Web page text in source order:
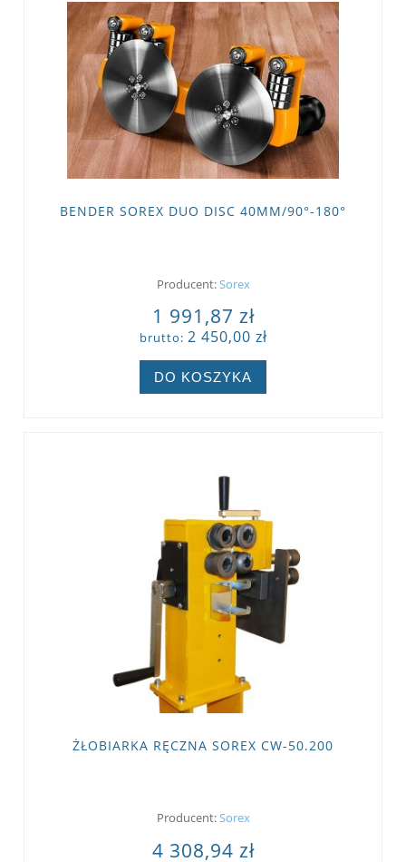
BENDER SOREX DUO DISC 40MM/90°-180°
Producent:Sorex
1 991,87 zł
brutto: 2 450,00 zł
DO KOSZYKA
ŻŁOBIARKA RĘCZNA SOREX CW-50.200
Producent:Sorex
4 308,94 zł